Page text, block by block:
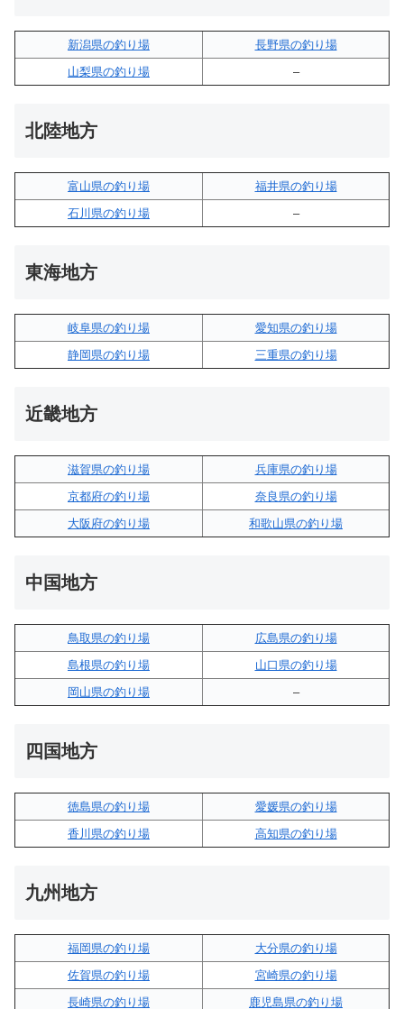
新潟県の釣り場
長野県の釣り場
山梨県の釣り場
–
北陸地方
富山県の釣り場
福井県の釣り場
石川県の釣り場
–
東海地方
岐阜県の釣り場
愛知県の釣り場
静岡県の釣り場
三重県の釣り場
近畿地方
滋賀県の釣り場
兵庫県の釣り場
京都府の釣り場
奈良県の釣り場
大阪府の釣り場
和歌山県の釣り場
中国地方
鳥取県の釣り場
広島県の釣り場
島根県の釣り場
山口県の釣り場
岡山県の釣り場
–
四国地方
徳島県の釣り場
愛媛県の釣り場
香川県の釣り場
高知県の釣り場
九州地方
福岡県の釣り場
大分県の釣り場
佐賀県の釣り場
宮崎県の釣り場
長崎県の釣り場
鹿児島県の釣り場